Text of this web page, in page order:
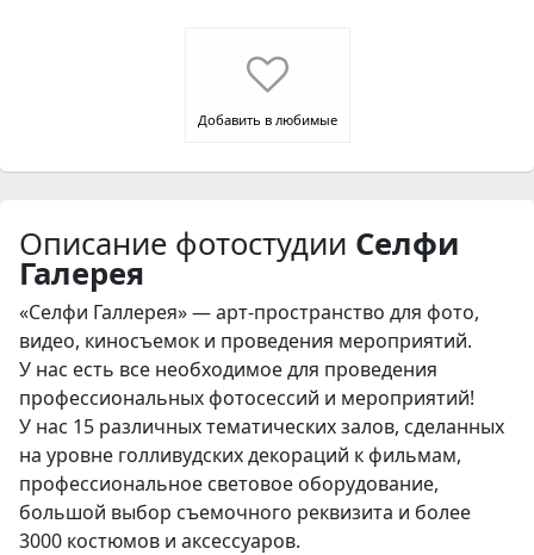
Добавить в любимые
Описание фотостудии Селфи
Галерея
«Селфи Галлерея» —арт-пространство для фото,
видео, киносъемок и проведения мероприятий.
У нас есть все необходимое для проведения
профессиональных фотосессий и мероприятий!
У нас 15 различных тематических залов, сделанных
на уровне голливудских декораций к фильмам,
профессиональное световое оборудование,
большой выбор съемочного реквизита и более
3000 костюмов и аксессуаров.